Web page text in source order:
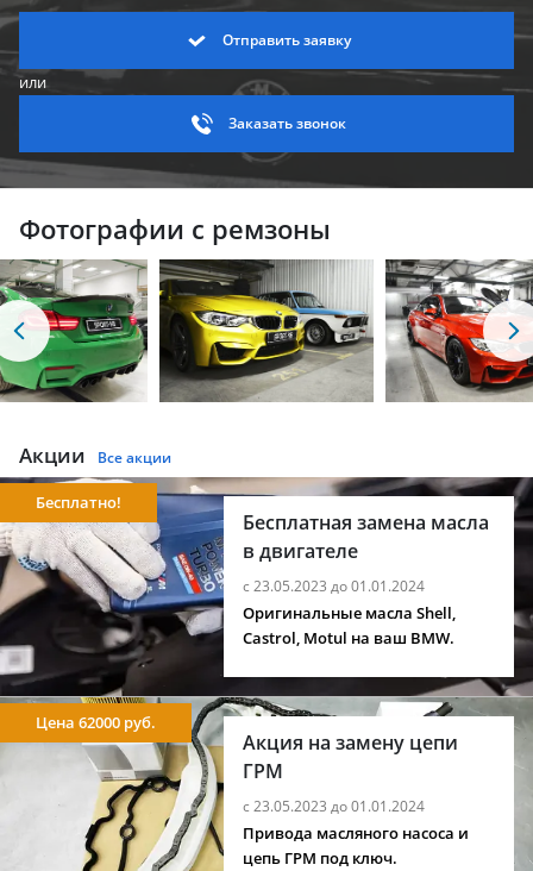
Отправить заявку
или
Заказать звонок
Фотографии с ремзоны
Акции Все акции
Бесплатная замена масла
в двигателе
с 23.05.2023 до 01.01.2024
Бесплатно!
Оригинальные масла Shell,
Castrol, Motul на ваш BMW.
Акция на замену цепи
ГРМ
с 23.05.2023 до 01.01.2024
Цена 62000 руб.
Привода масляного насоса и
цепь ГРМ под ключ.